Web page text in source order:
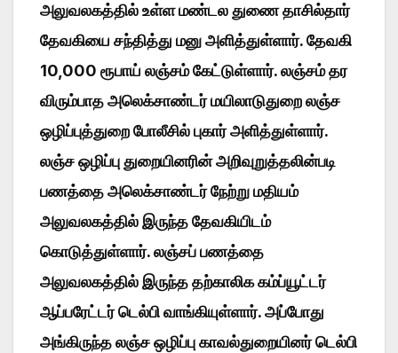
அலுவலகத்தில் உள்ள மண்டல துணை தாசில்தார்
தேவகியை சந்தித்து மனு அளித்துள்ளார். தேவகி
10,000 ரூபாய் லஞ்சம் கேட்டுள்ளார். லஞ்சம் தர
விரும்பாத அலெக்சாண்டர் மயிலாடுதுறை லஞ்ச
ஒழிப்புத்துறை போலீசில் புகார் அளித்துள்ளார்.
லஞ்ச ஒழிப்பு துறையினரின் அறிவுறுத்தலின்படி
பணத்தை அலெக்சாண்டர் நேற்று மதியம்
அலுவலகத்தில் இருந்த தேவகியிடம்
கொடுத்துள்ளார். லஞ்சப் பணத்தை
அலுவலகத்தில் இருந்த தற்காலிக கம்ப்யூட்டர்
ஆப்பரேட்டர் டெல்பி வாங்கியுள்ளார். அப்போது
அங்கிருந்த லஞ்ச ஒழிப்பு காவல்துறையினர் டெல்பி